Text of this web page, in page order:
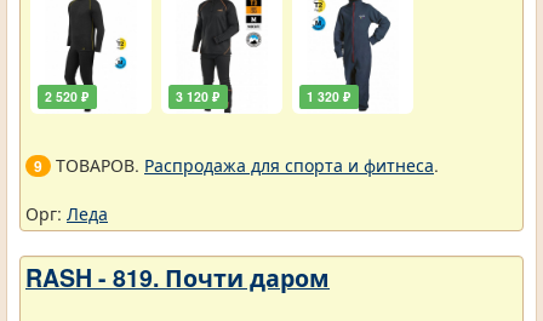
2 520 ₽ 3 120 ₽ 1 320 ₽
9 ТОВАРОВ. Распродажа для спорта и фитнеса.
Орг: Леда
RASH - 819. Почти даром